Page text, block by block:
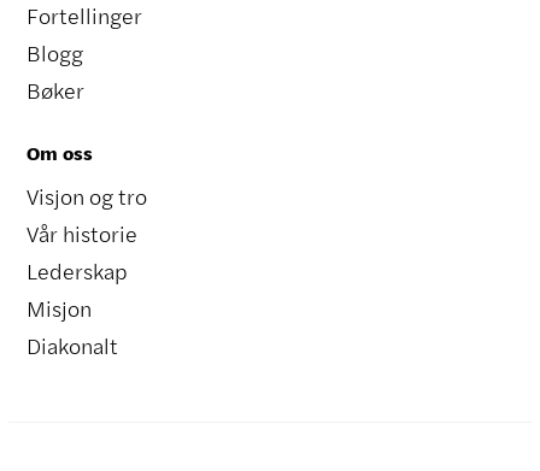
Fortellinger
Blogg
Bøker
Om oss
Visjon og tro
Vår historie
Lederskap
Misjon
Diakonalt